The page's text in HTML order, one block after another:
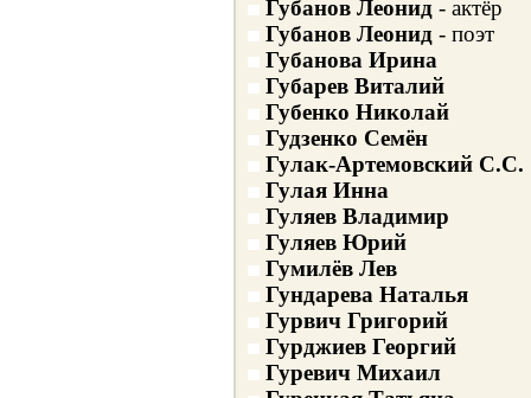
Губанов Леонид - актёр
Губанов Леонид - поэт
Губанова Ирина
Губарев Виталий
Губенко Николай
Гудзенко Семён
Гулак-Артемовский С.С.
Гулая Инна
Гуляев Владимир
Гуляев Юрий
Гумилёв Лев
Гундарева Наталья
Гурвич Григорий
Гурджиев Георгий
Гуревич Михаил